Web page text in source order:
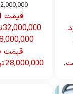
قیمت
32,000,000 تومان بود.
قیمت
28,000,000 تومان است.